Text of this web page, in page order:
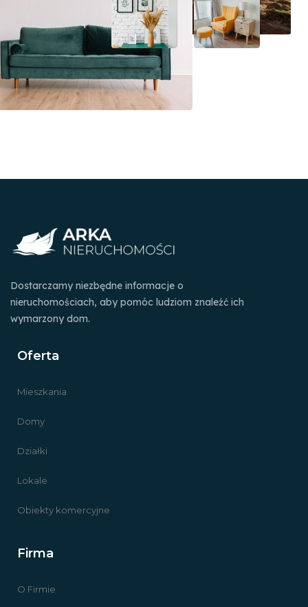
Dostarczamy niezbędne informacje o
nieruchomościach, aby pomóc ludziom znaleźć ich
wymarzony dom.
Oferta
Mieszkania
Domy
Działki
Lokale
Obiekty komercyjne
Firma
O Firmie